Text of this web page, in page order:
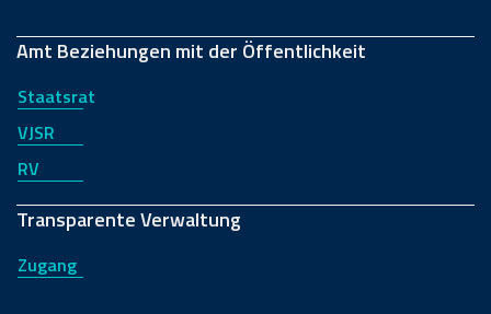
Amt Beziehungen mit der Öffentlichkeit
Staatsrat
VJSR
RV
Transparente Verwaltung
Zugang